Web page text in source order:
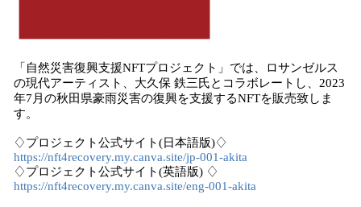
「自然災害復興支援NFTプロジェクト」では、ロサンゼルス
の現代アーティスト、大久保 鉄三氏とコラボレートし、2023
年7月の秋田県豪雨災害の復興を支援するNFTを販売致しま
す。
♢プロジェクト公式サイト(日本語版)♢
https://nft4recovery.my.canva.site/jp-001-akita
♢プロジェクト公式サイト(英語版) ♢
https://nft4recovery.my.canva.site/eng-001-akita